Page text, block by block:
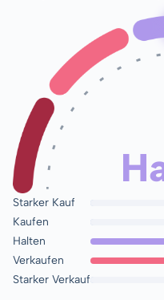
Starker Kauf
Kaufen
Halten
Verkaufen
Starker Verkauf